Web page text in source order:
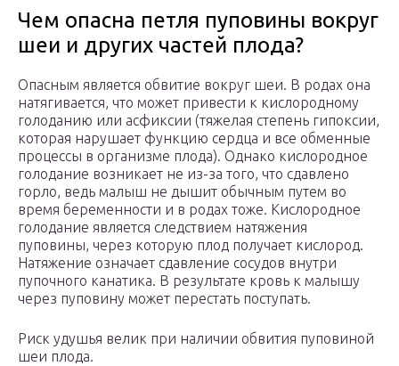
Чем опасна петля пуповины вокруг
шеи и других частей плода?
Опасным является обвитие вокруг шеи. В родах она
натягивается, что может привести к кислородному
голоданию или асфиксии (тяжелая степень гипоксии,
которая нарушает функцию сердца и все обменные
процессы в организме плода). Однако кислородное
голодание возникает не из-за того, что сдавлено
горло, ведь малыш не дышит обычным путем во
время беременности и в родах тоже. Кислородное
голодание является следствием натяжения
пуповины, через которую плод получает кислород.
Натяжение означает сдавление сосудов внутри
пупочного канатика. В результате кровь к малышу
через пуповину может перестать поступать.
Риск удушья велик при наличии обвития пуповиной
шеи плода.